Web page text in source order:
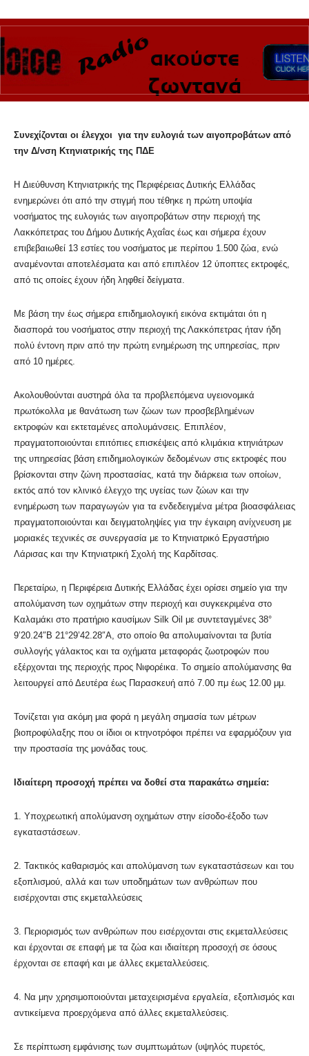
Συνεχίζονται οι έλεγχοι για την ευλογιά των αιγοπροβάτων από
την Δ/νση Κτηνιατρικής της ΠΔΕ
H Διεύθυνση Κτηνιατρικής της Περιφέρειας Δυτικής Ελλάδας
ενημερώνει ότι από την στιγμή που τέθηκε η πρώτη υποψία
νοσήματος της ευλογιάς των αιγοπροβάτων στην περιοχή της
Λακκόπετρας του Δήμου Δυτικής Αχαΐας έως και σήμερα έχουν
επιβεβαιωθεί 13 εστίες του νοσήματος με περίπου 1.500 ζώα, ενώ
αναμένονται αποτελέσματα και από επιπλέον 12 ύποπτες εκτροφές,
από τις οποίες έχουν ήδη ληφθεί δείγματα.
Με βάση την έως σήμερα επιδημιολογική εικόνα εκτιμάται ότι η
διασπορά του νοσήματος στην περιοχή της Λακκόπετρας ήταν ήδη
πολύ έντονη πριν από την πρώτη ενημέρωση της υπηρεσίας, πριν
από 10 ημέρες.
Ακολουθούνται αυστηρά όλα τα προβλεπόμενα υγειονομικά
πρωτόκολλα με θανάτωση των ζώων των προσβεβλημένων
εκτροφών και εκτεταμένες απολυμάνσεις. Επιπλέον,
πραγματοποιούνται επιτόπιες επισκέψεις από κλιμάκια κτηνιάτρων
της υπηρεσίας βάση επιδημιολογικών δεδομένων στις εκτροφές που
βρίσκονται στην ζώνη προστασίας, κατά την διάρκεια των οποίων,
εκτός από τον κλινικό έλεγχο της υγείας των ζώων και την
ενημέρωση των παραγωγών για τα ενδεδειγμένα μέτρα βιοασφάλειας
πραγματοποιούνται και δειγματοληψίες για την έγκαιρη ανίχνευση με
μοριακές τεχνικές σε συνεργασία με το Κτηνιατρικό Εργαστήριο
Λάρισας και την Κτηνιατρική Σχολή της Καρδίτσας.
Περεταίρω, η Περιφέρεια Δυτικής Ελλάδας έχει ορίσει σημείο για την
απολύμανση των οχημάτων στην περιοχή και συγκεκριμένα στο
Καλαμάκι στο πρατήριο καυσίμων Silk Oil με συντεταγμένες 38°
9’20.24″Β 21°29’42.28″Α, στο οποίο θα απολυμαίνονται τα βυτία
συλλογής γάλακτος και τα οχήματα μεταφοράς ζωοτροφών που
εξέρχονται της περιοχής προς Νιφορέικα. Το σημείο απολύμανσης θα
λειτουργεί από Δευτέρα έως Παρασκευή από 7.00 πμ έως 12.00 μμ.
Τονίζεται για ακόμη μια φορά η μεγάλη σημασία των μέτρων
βιοπροφύλαξης που οι ίδιοι οι κτηνοτρόφοι πρέπει να εφαρμόζουν για
την προστασία της μονάδας τους.
Ιδιαίτερη προσοχή πρέπει να δοθεί στα παρακάτω σημεία:
1. Υποχρεωτική απολύμανση οχημάτων στην είσοδο-έξοδο των
εγκαταστάσεων.
2. Τακτικός καθαρισμός και απολύμανση των εγκαταστάσεων και του
εξοπλισμού, αλλά και των υποδημάτων των ανθρώπων που
εισέρχονται στις εκμεταλλεύσεις
3. Περιορισμός των ανθρώπων που εισέρχονται στις εκμεταλλεύσεις
και έρχονται σε επαφή με τα ζώα και ιδιαίτερη προσοχή σε όσους
έρχονται σε επαφή και με άλλες εκμεταλλεύσεις.
4. Να μην χρησιμοποιούνται μεταχειρισμένα εργαλεία, εξοπλισμός και
αντικείμενα προερχόμενα από άλλες εκμεταλλεύσεις.
Σε περίπτωση εμφάνισης των συμπτωμάτων (υψηλός πυρετός,